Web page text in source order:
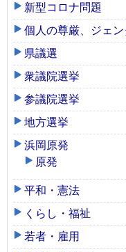
新型コロナ問題
個人の尊厳、ジェン
県議選
衆議院選挙
参議院選挙
地方選挙
浜岡原発
原発
平和・憲法
くらし・福祉
若者・雇用